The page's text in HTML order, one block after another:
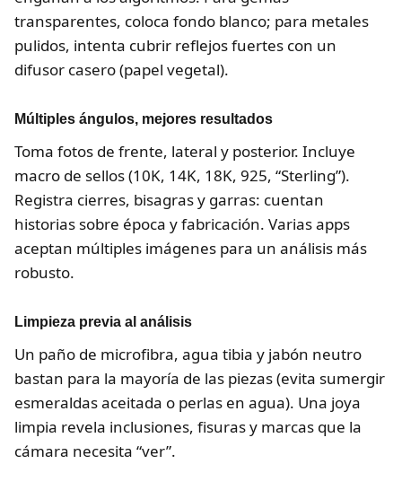
transparentes, coloca fondo blanco; para metales
pulidos, intenta cubrir reflejos fuertes con un
difusor casero (papel vegetal).
Múltiples ángulos, mejores resultados
Toma fotos de frente, lateral y posterior. Incluye
macro de sellos (10K, 14K, 18K, 925, “Sterling”).
Registra cierres, bisagras y garras: cuentan
historias sobre época y fabricación. Varias apps
aceptan múltiples imágenes para un análisis más
robusto.
Limpieza previa al análisis
Un paño de microfibra, agua tibia y jabón neutro
bastan para la mayoría de las piezas (evita sumergir
esmeraldas aceitada o perlas en agua). Una joya
limpia revela inclusiones, fisuras y marcas que la
cámara necesita “ver”.